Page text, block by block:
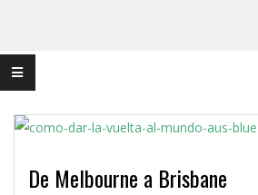
De Melbourne a Brisbane